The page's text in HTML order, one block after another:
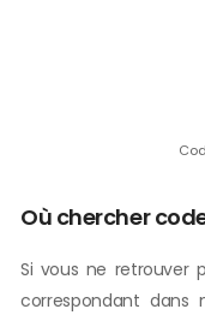
Où chercher
Si vous ne retrouver
correspondant dans